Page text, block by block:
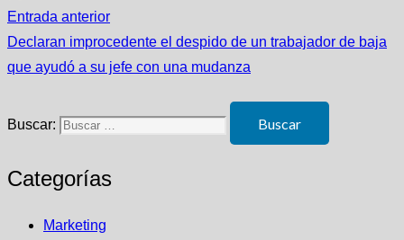
Entrada anterior
Declaran improcedente el despido de un trabajador de baja
que ayudó a su jefe con una mudanza
Buscar:
Categorías
Marketing